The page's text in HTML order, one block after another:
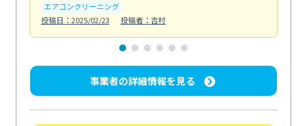
エアコンクリーニング
投稿日：2025/02/23
投稿者：吉村
事業者の詳細情報を見る